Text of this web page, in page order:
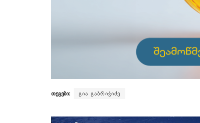
თეგები: გია გაბრიჭიძე